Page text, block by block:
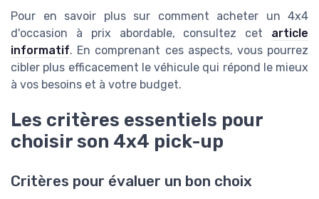
Pour en savoir plus sur comment acheter un 4x4
d'occasion à prix abordable, consultez cet article
informatif. En comprenant ces aspects, vous pourrez
cibler plus efficacement le véhicule qui répond le mieux
à vos besoins et à votre budget.
Les critères essentiels pour
choisir son 4x4 pick-up
Critères pour évaluer un bon choix